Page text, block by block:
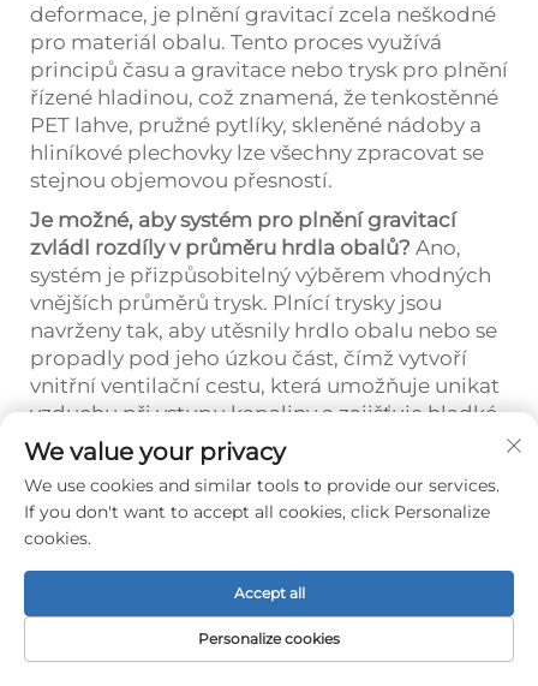
deformace, je plnění gravitací zcela neškodné
pro materiál obalu. Tento proces využívá
principů času a gravitace nebo trysk pro plnění
řízené hladinou, což znamená, že tenkostěnné
PET lahve, pružné pytlíky, skleněné nádoby a
hliníkové plechovky lze všechny zpracovat se
stejnou objemovou přesností.
Je možné, aby systém pro plnění gravitací
zvládl rozdíly v průměru hrdla obalů? Ano,
systém je přizpůsobitelný výběrem vhodných
vnějších průměrů trysk. Plnící trysky jsou
navrženy tak, aby utěsnily hrdlo obalu nebo se
propadly pod jeho úzkou část, čímž vytvoří
vnitřní ventilační cestu, která umožňuje unikat
vzduchu při vstupu kapaliny a zajišťuje hladké
plnění bez ohledu na drobné rozdíly v obalech.
Předchozí: Jak zpracovávat kapaliny s vysokou viskozitou na plnící lince pro nealkoholické nápoje
Jak vybrat stroj na plnění vody pro ekologicky šetrné lehké lahve
We value your privacy
We use cookies and similar tools to provide our services.
If you don't want to accept all cookies, click Personalize
cookies.
Personalize cookies
Accept all